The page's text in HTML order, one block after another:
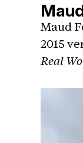
Maud
2015
Real